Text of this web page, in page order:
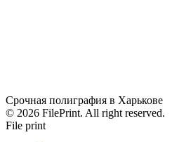
Срочная полиграфия в Харькове
© 2026 FilePrint. All right reserved.
File print